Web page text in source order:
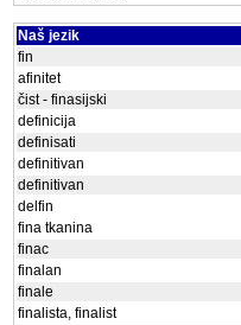
Naš jezik
fin
afinitet
čist - finasijski
definicija
definisati
definitivan
definitivan
delfin
fina tkanina
finac
finalan
finale
finalista, finalist